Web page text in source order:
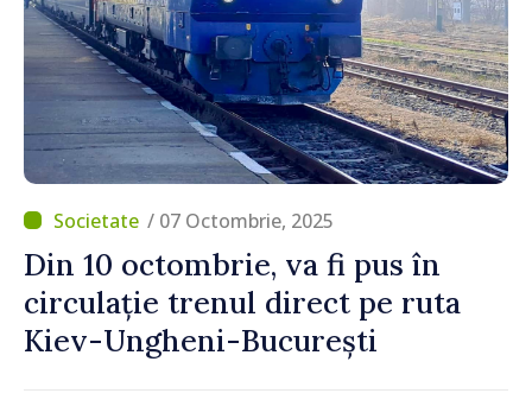
/ 07 Octombrie, 2025
Din 10 octombrie, va fi pus în
circulație trenul direct pe ruta
Kiev-Ungheni-București